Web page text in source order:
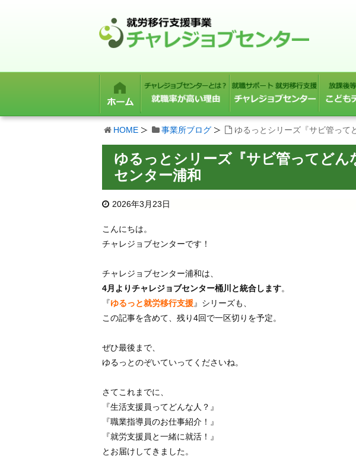
HOME 事業所ブログ ゆるっとシリーズ『サビ管って
ゆるっとシリーズ『サビ管ってどん
センター浦和
2026年3月23日
こんにちは。
チャレジョブセンターです！
チャレジョブセンター浦和は、
4月よりチャレジョブセンター桶川と統合します。
『ゆるっと就労移行支援』シリーズも、
この記事を含めて、残り4回で一区切りを予定。
ぜひ最後まで、
ゆるっとのぞいていってくださいね。
さてこれまでに、
『生活支援員ってどんな人？』
『職業指導員のお仕事紹介！』
『就労支援員と一緒に就活！』
とお届けしてきました。